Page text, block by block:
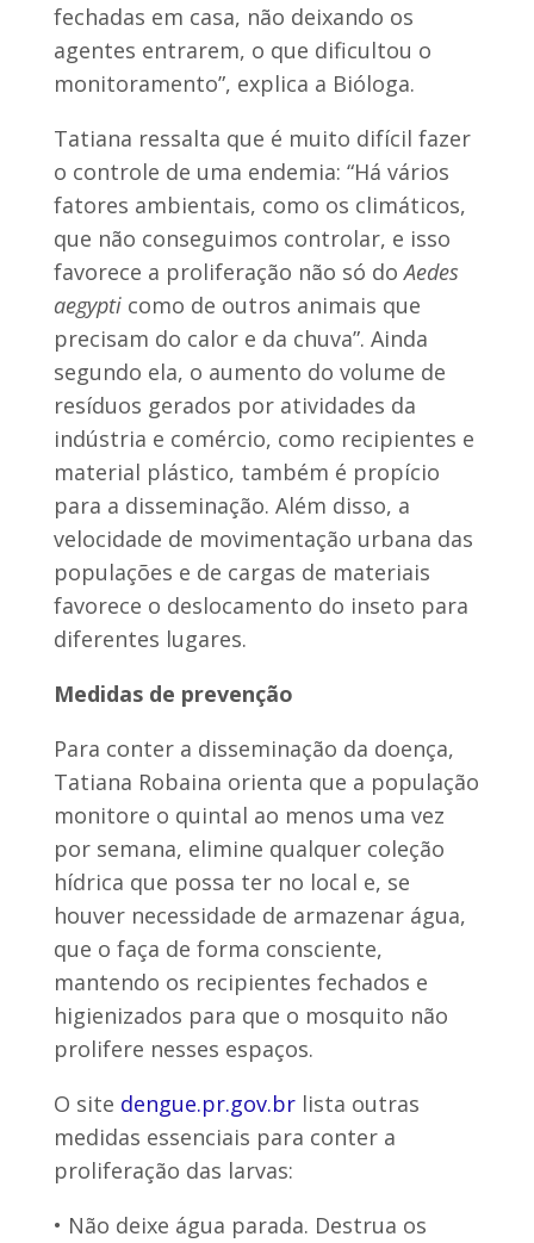
fechadas em casa, não deixando os
agentes entrarem, o que dificultou o
monitoramento”, explica a Bióloga.
Tatiana ressalta que é muito difícil fazer
o controle de uma endemia: “Há vários
fatores ambientais, como os climáticos,
que não conseguimos controlar, e isso
favorece a proliferação não só doAedes
aegypticomo de outros animais que
precisam do calor e da chuva”. Ainda
segundo ela, o aumento do volume de
resíduos gerados por atividades da
indústria e comércio, como recipientes e
material plástico, também é propício
para a disseminação. Além disso, a
velocidade de movimentação urbana das
populações e de cargas de materiais
favorece o deslocamento do inseto para
diferentes lugares.
Medidas de prevenção
Para conter a disseminação da doença,
Tatiana Robaina orienta que a população
monitore o quintal ao menos uma vez
por semana, elimine qualquer coleção
hídrica que possa ter no local e, se
houver necessidade de armazenar água,
que o faça de forma consciente,
mantendo os recipientes fechados e
higienizados para que o mosquito não
prolifere nesses espaços.
O site dengue.pr.gov.brlista outras
medidas essenciais para conter a
proliferação das larvas:
• Não deixe água parada. Destrua os